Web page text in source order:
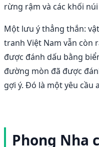
rừng rậm và các khối
Một lưu ý thẳng thắn:
tranh Việt Nam vẫn còn
được đánh dấu bằng
đường mòn đã được
gợi ý. Đó là một yêu cầu
Phong Nha